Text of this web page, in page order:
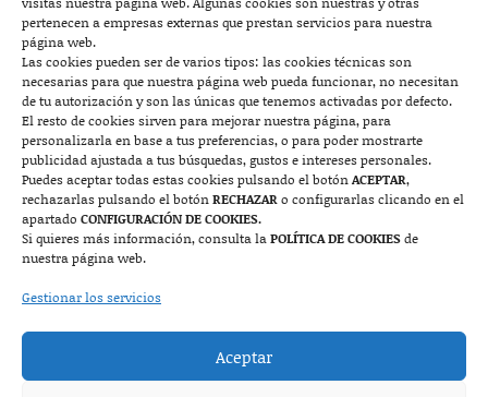
pertenecen a empresas externas que prestan servicios para nuestra
página web.
Las cookies pueden ser de varios tipos: las cookies técnicas son
necesarias para que nuestra página web pueda funcionar, no necesitan
de tu autorización y son las únicas que tenemos activadas por defecto.
El resto de cookies sirven para mejorar nuestra página, para
personalizarla en base a tus preferencias, o para poder mostrarte
publicidad ajustada a tus búsquedas, gustos e intereses personales.
Puedes aceptar todas estas cookies pulsando el botónACEPTAR,
rechazarlas pulsando el botónRECHAZARo configurarlas clicando en el
apartado CONFIGURACIÓN DE COOKIES.
Si quieres más información, consulta laPOLÍTICA DE COOKIESde
nuestra página web.
Gestionar los servicios
Aceptar
Mallorca
Josep Pla, n°6, 07400 Alcudia (Mallorca)
722 131 870
Contacto

Plaza Mayor 7, 1º, 22400 Monzón (Huesca)
974 415 252